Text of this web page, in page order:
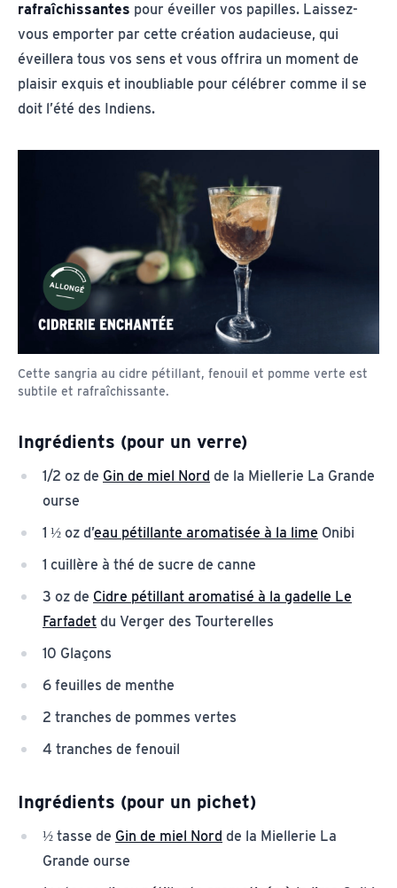
rafraîchissantes pour éveiller vos papilles. Laissez-
vous emporter par cette création audacieuse, qui
éveillera tous vos sens et vous offrira un moment de
plaisir exquis et inoubliable pour célébrer comme il se
doit l’été des Indiens.
Cette sangria au cidre pétillant, fenouil et pomme verte est
subtile et rafraîchissante.
Ingrédients (pour un verre)
1/2 oz de Gin de miel Nord de la Miellerie La Grande
ourse
1 ½ oz d’eau pétillante aromatisée à la lime Onibi
1 cuillère à thé de sucre de canne
3 oz de Cidre pétillant aromatisé à la gadelle Le
Farfadet du Verger des Tourterelles
10 Glaçons
6 feuilles de menthe
2 tranches de pommes vertes
4 tranches de fenouil
Ingrédients (pour un pichet)
½ tasse de Gin de miel Nord de la Miellerie La
Grande ourse